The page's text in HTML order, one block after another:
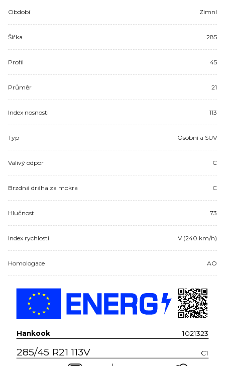
Období Zimní
Šířka 285
Profil 45
Průměr 21
Index nosnosti 113
Typ Osobní a SUV
Valivý odpor C
Brzdná dráha za mokra C
Hlučnost 73
Index rychlosti V (240 km/h)
Homologace AO
Hankook 1021323
285/45 R21 113V C1